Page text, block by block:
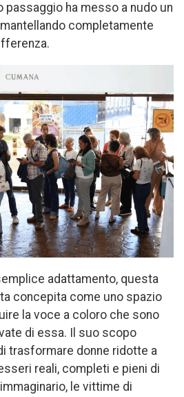
passaggio ha messo a nudo un
completamente
adattamento, questa
concepita come uno spazio
la voce a coloro che sono
di essa. Il suo scopo
trasformare donne ridotte a
reali, completi e pieni di
le vittime di